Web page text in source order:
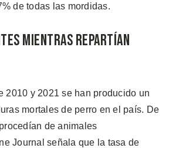
de todas las mordidas.
Mientras Repartían
2010 y 2021 se han producido un
mortales de perro en el país. De
de animales
Journal señala que la tasa de